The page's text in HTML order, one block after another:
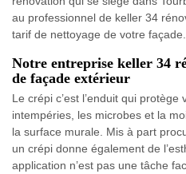
au professionnel de keller 34
tarif de nettoyage de votre façade.
Notre entreprise keller 34
de façade extérieur
Le crépi c’est l’enduit qui
intempéries, les microbes et la
la surface murale. Mis à part
un crépi donne également de
application n’est pas une tâche